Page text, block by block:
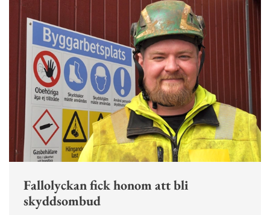
Fallolyckan fick honom att bli
skyddsombud